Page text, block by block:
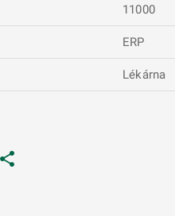
11000
ERP
Lékárna
kartě
na nové kartě
otevře na nové kartě